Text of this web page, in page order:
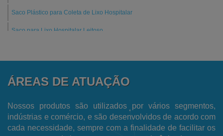
Saco Plástico para Coleta de Lixo Hospitalar
Saco para Lixo Hospitalar Leitoso
Fornecedor de Filme Plástico
Fornecedor de Embalagens para Ecommerce
Fabricantes de Sacos de Lixo Hospitalar
ÁREAS DE ATUAÇÃO
Nossos produtos são utilizados por vários segmentos,
indústrias e comércio, e são desenvolvidos de acordo com
cada necessidade, sempre com a finalidade de facilitar os